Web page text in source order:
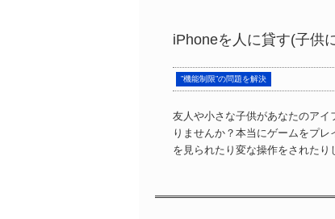
iPhoneを人に貸す(子供
”機能制限”の問題を解決
友人や小さな子供があなたのア
りませんか？本当にゲームをプ
を見られたり変な操作をされたり